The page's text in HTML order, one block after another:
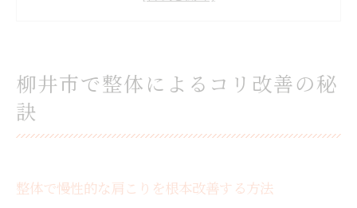
コリほぐしを求めるなら整体が有効
柳井市で整体によるコリ改善の秘
訣
整体で慢性的な肩こりを根本改善する方法